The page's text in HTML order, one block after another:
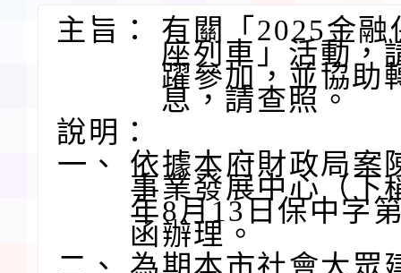
主旨： 有關「2025金
座列車」活動，
躍參加，並協助
息，請查照。
說明：
一、
依據本府財政局案
事業發展中心（下
年8月13日保中字
函辦理。
二、
為期本市社會大眾